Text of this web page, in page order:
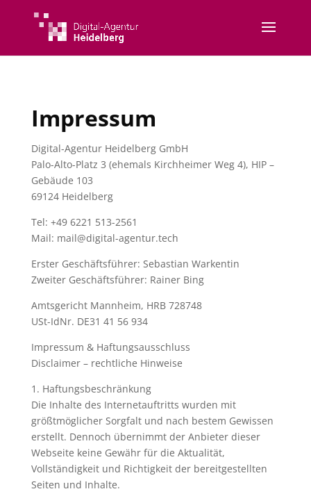
Impressum
Digital-Agentur Heidelberg GmbH
Palo-Alto-Platz 3 (ehemals Kirchheimer Weg 4), HIP –
Gebäude 103
69124 Heidelberg
Tel: +49 6221 513-2561
Mail: mail@digital-agentur.tech
Erster Geschäftsführer: Sebastian Warkentin
Zweiter Geschäftsführer: Rainer Bing
Amtsgericht Mannheim, HRB 728748
USt-IdNr. DE31 41 56 934
Impressum & Haftungsausschluss
Disclaimer – rechtliche Hinweise
1. Haftungsbeschränkung
Die Inhalte des Internetauftritts wurden mit
größtmöglicher Sorgfalt und nach bestem Gewissen
erstellt. Dennoch übernimmt der Anbieter dieser
Webseite keine Gewähr für die Aktualität,
Vollständigkeit und Richtigkeit der bereitgestellten
Seiten und Inhalte.